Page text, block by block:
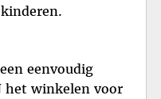
eenvoudig
het winkelen voor